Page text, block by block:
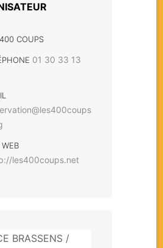
COUPS
01 30 33 13
WEB
les400coups.net